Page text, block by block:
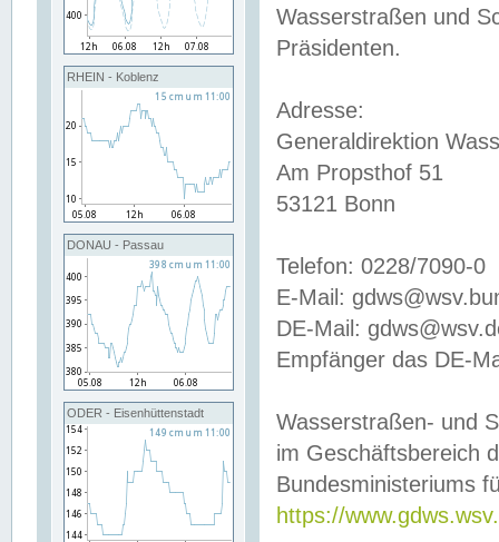
RHEIN - Koblenz
DONAU - Passau
ODER - Eisenhüttenstadt
Wasserstraßen und
Präsidenten.
Adresse:
Generaldirektion
Am Propsthof 51
53121 Bonn
Telefon: 0228/7090-0
E-Mail:
DE-Mail:
Empfänger das DE-
Wasserstraßen- und
im Geschäftsbereich
Bundesministeriums
https://